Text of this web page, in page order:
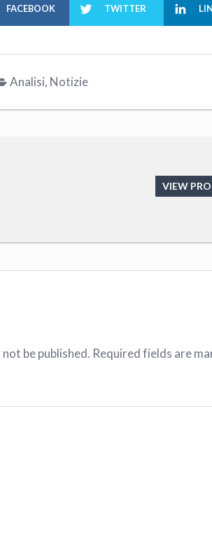
FACEBOOK TWITTER
Analisi, Notizie
VIEW
be published. Required fields are